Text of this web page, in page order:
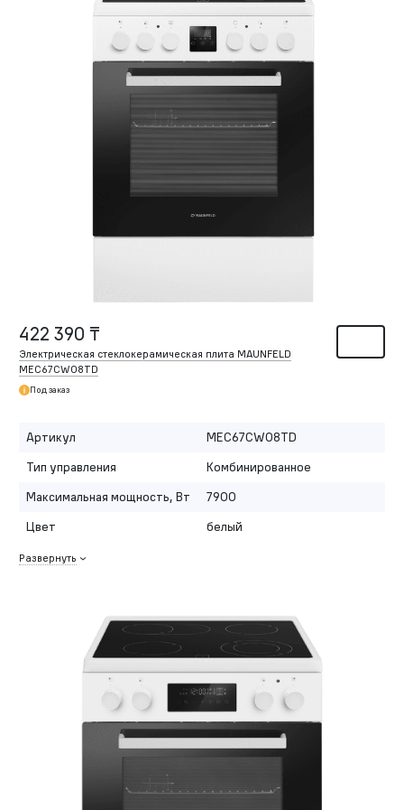
422 390 ₸
Электрическая стеклокерамическая плита MAUNFELD
MEC67CW08TD
Под заказ
Артикул
MEC67CW08TD
Тип управления
Комбинированное
Максимальная мощность, Вт
7900
Цвет
белый
Развернуть